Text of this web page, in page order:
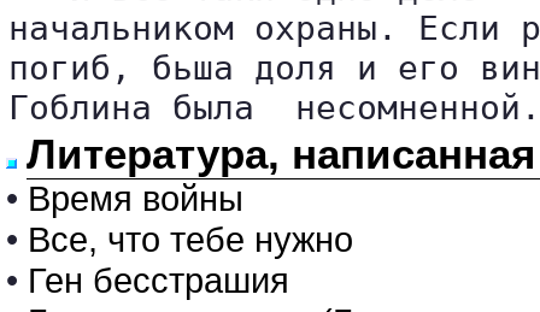
начальником охраны.
погиб, бьша доля и его
Гоблина была
Литература,
• Время войны
• Все, что тебе нужно
• Ген бесстрашия